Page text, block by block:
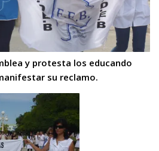
y protesta los educando
su reclamo.